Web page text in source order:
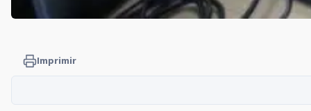
Imprimir